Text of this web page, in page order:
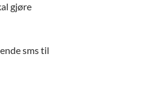
gjøre
sms til